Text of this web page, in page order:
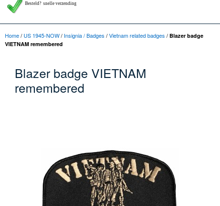
Besteld? snelle verzending
Home/ US 1945-NOW/ Insignia / Badges /Vietnam related badges / Blazer badge
VIETNAM remembered
Blazer badge VIETNAM
remembered